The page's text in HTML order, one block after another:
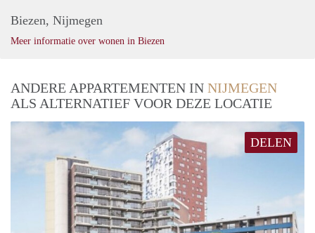
Biezen, Nijmegen
Meer informatie over wonen in Biezen
ANDERE APPARTEMENTEN IN NIJMEGEN
ALS ALTERNATIEF VOOR DEZE LOCATIE
DELEN